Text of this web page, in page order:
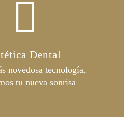
Dental
novedosa tecnología,
tu nueva sonrisa